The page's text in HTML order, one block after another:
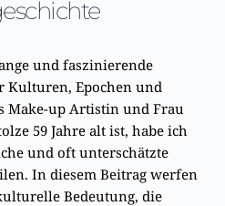
und faszinierende
Kulturen, Epochen und
Make-up Artistin und Frau
59 Jahre alt ist, habe ich
und oft unterschätzte
In diesem Beitrag werfen
Bedeutung, die